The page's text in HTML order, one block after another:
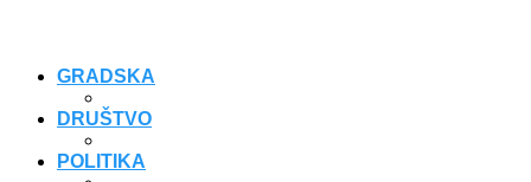
GRADSKA
DRUŠTVO
POLITIKA